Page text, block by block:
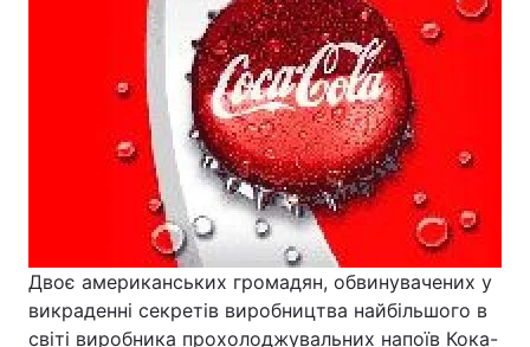
Двоє американських громадян, обвинувачених у
викраденні секретів виробництва найбільшого в
світі виробника прохолоджувальних напоїв Кока-